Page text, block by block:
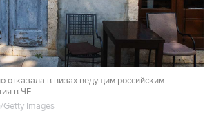
отказала в визах ведущим российским
в ЧЕ
Getty Images